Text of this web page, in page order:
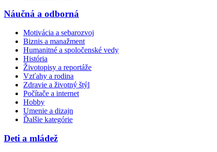
Náučná a odborná
Motivácia a sebarozvoj
Biznis a manažment
Humanitné a spoločenské vedy
História
Životopisy a reportáže
Vzťahy a rodina
Zdravie a životný štýl
Počítače a internet
Hobby
Umenie a dizajn
Ďalšie kategórie
Deti a mládež